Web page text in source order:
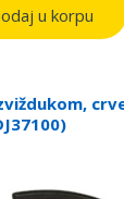
u korpu